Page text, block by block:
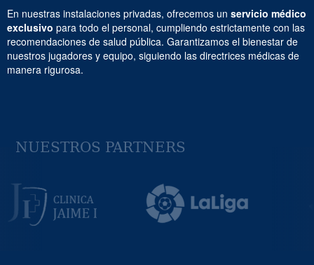
En nuestras instalaciones privadas, ofrecemos un servicio médico
exclusivo para todo el personal, cumpliendo estrictamente con las
recomendaciones de salud pública. Garantizamos el bienestar de
nuestros jugadores y equipo, siguiendo las directrices médicas de
manera rigurosa.
NUESTROS PARTNERS